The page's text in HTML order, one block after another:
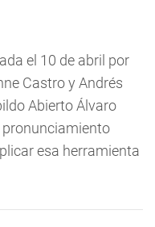
el 10 de abril por
Castro y Andrés
Abierto Álvaro
pronunciamiento
esa herramienta